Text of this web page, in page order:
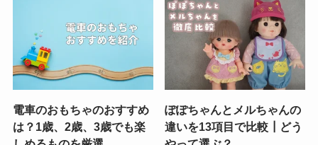
電車のおもちゃのおすすめ
は？1歳、2歳、3歳でも楽
ぽぽちゃんとメルちゃんの
違いを13項目で比較┃どう